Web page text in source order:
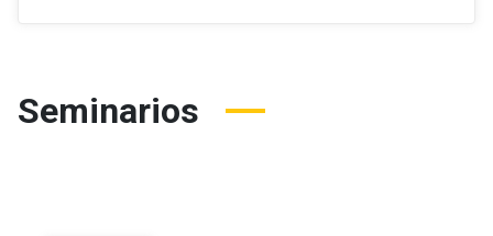
Seminarios